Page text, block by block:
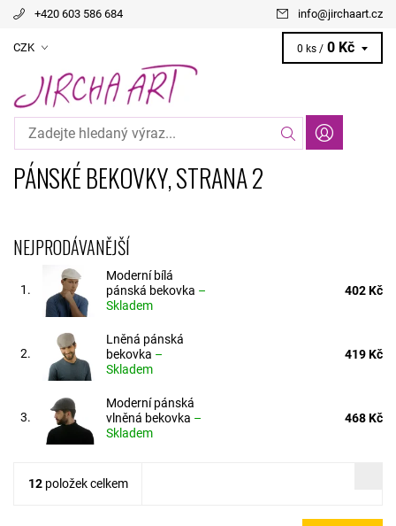
+420 603 586 684 info@jirchaart.cz
CZK 0 ks / 0 Kč
PÁNSKÉ BEKOVKY, STRANA 2
NEJPRODÁVANĚJŠÍ
1.
Moderní bílá
pánská bekovka –
Skladem
402 Kč
2.
Lněná pánská
bekovka –
Skladem
419 Kč
3.
Moderní pánská
vlněná bekovka –
Skladem
468 Kč
12 položek celkem